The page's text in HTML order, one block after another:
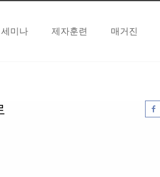
세미나 제자훈련 매거진